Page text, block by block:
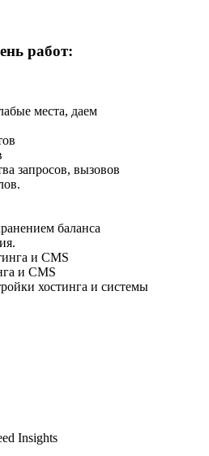
работ:
места, даем
запросов, вызовов
баланса
и CMS
хостинга и системы
Insights